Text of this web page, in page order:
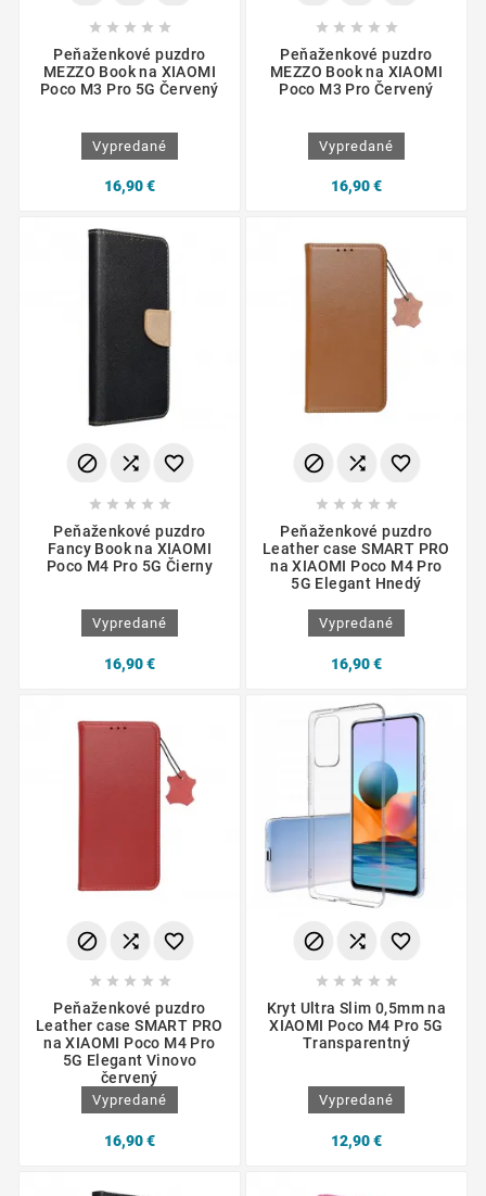
    
Peňaženkové puzdro
MEZZO Book na XIAOMI
Poco M3 Pro 5G Červený
Vypredané
16,90 €
    
Peňaženkové puzdro
MEZZO Book na XIAOMI
Poco M3 Pro Červený
Vypredané
16,90 €
  
    
Peňaženkové puzdro
Fancy Book na XIAOMI
Poco M4 Pro 5G Čierny
Vypredané
16,90 €
  
    
Peňaženkové puzdro
Leather case SMART PRO
na XIAOMI Poco M4 Pro
5G Elegant Hnedý
Vypredané
16,90 €
  
    
Peňaženkové puzdro
Leather case SMART PRO
na XIAOMI Poco M4 Pro
5G Elegant Vinovo
červený
Vypredané
16,90 €
  
    
Kryt Ultra Slim 0,5mm na
XIAOMI Poco M4 Pro 5G
Transparentný
Vypredané
12,90 €